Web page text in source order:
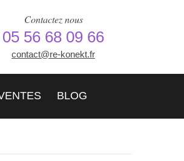
Contactez nous
05 56 68 09 66
contact@re-konekt.fr
BLOG